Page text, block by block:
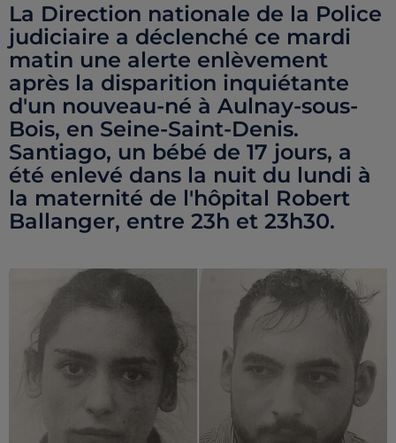
La Direction nationale de la Police
judiciaire a déclenché ce mardi
matin une alerte enlèvement
après la disparition inquiétante
d'un nouveau-né à Aulnay-sous-
Bois, en Seine-Saint-Denis.
Santiago, un bébé de 17 jours, a
été enlevé dans la nuit du lundi à
la maternité de l'hôpital Robert
Ballanger, entre 23h et 23h30.